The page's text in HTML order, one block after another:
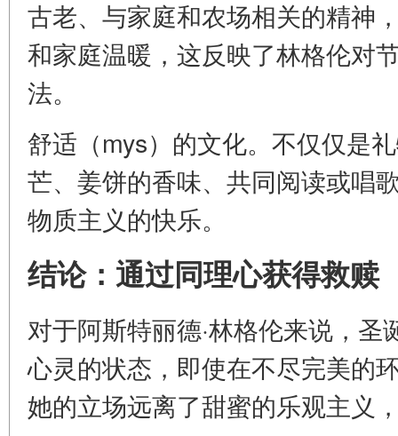
古老、与家庭和农场相关的精神
和家庭温暖，这反映了林格伦对
法。
舒适（mys）的文化。不仅仅是
芒、姜饼的香味、共同阅读或唱
物质主义的快乐。
结论：通过同理心获得救赎
对于阿斯特丽德·林格伦来说，
心灵的状态，即使在不尽完美的
她的立场远离了甜蜜的乐观主义